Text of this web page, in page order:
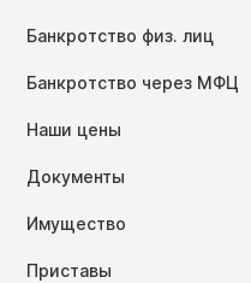
Банкротство физ. лиц
Банкротство через МФЦ
Наши цены
Документы
Имущество
Приставы